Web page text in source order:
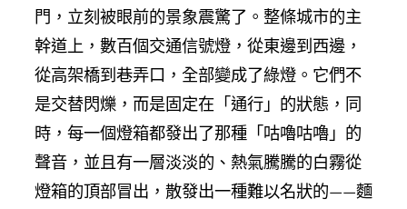
門，立刻被眼前的景象震驚了。整條城市的主
幹道上，數百個交通信號燈，從東邊到西邊，
從高架橋到巷弄口，全部變成了綠燈。它們不
是交替閃爍，而是固定在「通行」的狀態，同
時，每一個燈箱都發出了那種「咕嚕咕嚕」的
聲音，並且有一層淡淡的、熱氣騰騰的白霧從
燈箱的頂部冒出，散發出一種難以名狀的——麵